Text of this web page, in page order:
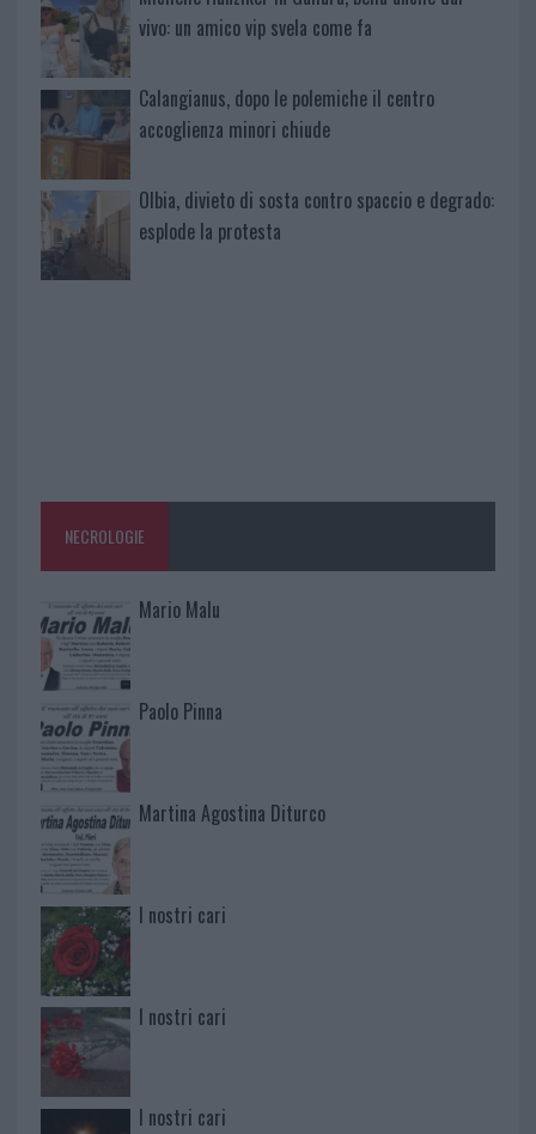
vivo: un amico vip svela come fa
Calangianus, dopo le polemiche il centro
accoglienza minori chiude
Olbia, divieto di sosta contro spaccio e degrado:
esplode la protesta
NECROLOGIE
Mario Malu
Paolo Pinna
Martina Agostina Diturco
I nostri cari
I nostri cari
I nostri cari